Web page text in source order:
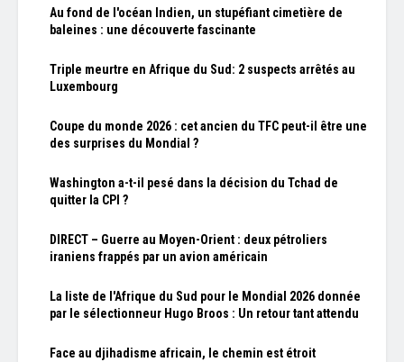
Au fond de l'océan Indien, un stupéfiant cimetière de
baleines : une découverte fascinante
Triple meurtre en Afrique du Sud: 2 suspects arrêtés au
Luxembourg
Coupe du monde 2026 : cet ancien du TFC peut-il être une
des surprises du Mondial ?
Washington a-t-il pesé dans la décision du Tchad de
quitter la CPI ?
DIRECT – Guerre au Moyen-Orient : deux pétroliers
iraniens frappés par un avion américain
La liste de l'Afrique du Sud pour le Mondial 2026 donnée
par le sélectionneur Hugo Broos : Un retour tant attendu
Face au djihadisme africain, le chemin est étroit